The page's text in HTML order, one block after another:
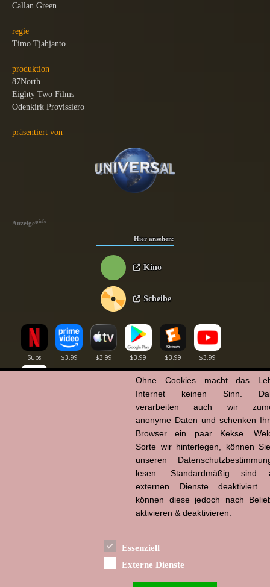
Callan Green
regie
Timo Tjahjanto
produktion
87North
Eighty Two Films
Odenkirk Provissiero
präsentiert von
Anzeige*info
Hier ansehen:
Kino
Scheibe
Powered by
Ohne Cookies macht das
Internet keinen Sinn.
verarbeiten auch wir
anonyme Daten und schenken
Browser ein paar Kekse.
Sorte wir hinterlegen, können
unseren
lesen. Standardmäßig sind
externen Dienste deaktiviert.
können diese jedoch nach
aktivieren & deaktivieren.
Essenziell
Externe Dienste